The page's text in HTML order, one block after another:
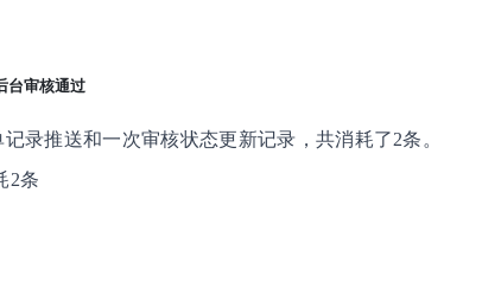
台审核通过
录推送和一次审核状态更新记录，共消耗了2条。
2条